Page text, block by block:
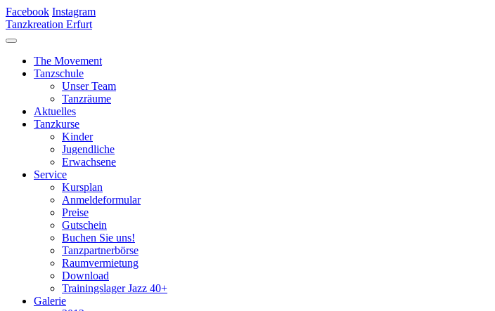
Facebook Instagram
Tanzkreation Erfurt
The Movement
Tanzschule
Unser Team
Tanzräume
Aktuelles
Tanzkurse
Kinder
Jugendliche
Erwachsene
Service
Kursplan
Anmeldeformular
Preise
Gutschein
Buchen Sie uns!
Tanzpartnerbörse
Raumvermietung
Download
Trainingslager Jazz 40+
Galerie